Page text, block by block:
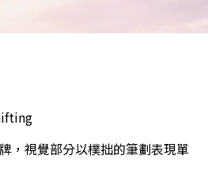
，視覺部分以樸拙的筆劃表現單